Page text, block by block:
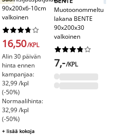
90x200x6-10cm
valkoinen






16,50/KPL
Alin 30 päivän
hinta ennen
kampanjaa:
32,99 /kpl
(-50%)
Normaalihinta:
32,99 /kpl
(-50%)
+ lisää kokoja
Muotoonommeltu
lakana BENTE
90x200x30
valkoinen






7,-/KPL